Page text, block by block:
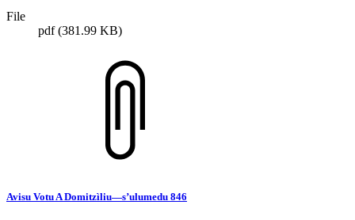
File
pdf(381.99 KB)
Avisu Votu A Domitzìliu—s’ulumedu 846